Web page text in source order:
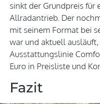
sinkt der Grundpreis für
Allradantrieb. Der
mit seinem Format bei
war und aktuell
Ausstattungslinie
Euro in Preisliste und
Fazit